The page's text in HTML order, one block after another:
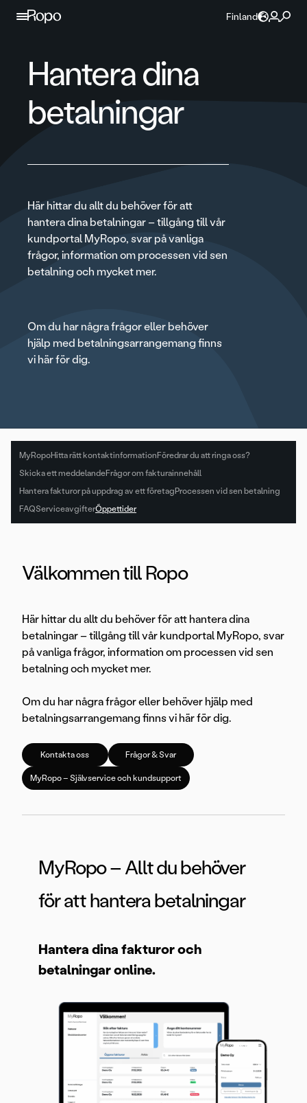
Hoppa till innehållet
Finland
Hantera dina
betalningar
Här hittar du allt du behöver för att
hantera dina betalningar – tillgång till vår
kundportal MyRopo, svar på vanliga
frågor, information om processen vid sen
betalning och mycket mer.
Om du har några frågor eller behöver
hjälp med betalningsarrangemang finns
vi här för dig.
MyRopoHitta rätt kontaktinformation Föredrar du att ringa oss?
Skicka ett meddelandeFrågor om fakturainnehåll
Hantera fakturor på uppdrag av ett företag Processen vid sen betalning
FAQServiceavgifterÖppettider
Välkommen till Ropo
Här hittar du allt du behöver för att hantera dina
betalningar – tillgång till vår kundportal MyRopo, svar
på vanliga frågor, information om processen vid sen
betalning och mycket mer.
Om du har några frågor eller behöver hjälp med
betalningsarrangemang finns vi här för dig.
Kontakta oss Frågor & Svar
MyRopo – Självservice och kundsupport
MyRopo – Allt du behöver
för att hantera betalningar
Hantera dina fakturor och
betalningar online.